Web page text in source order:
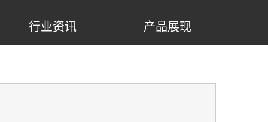
行业资讯 产品展现